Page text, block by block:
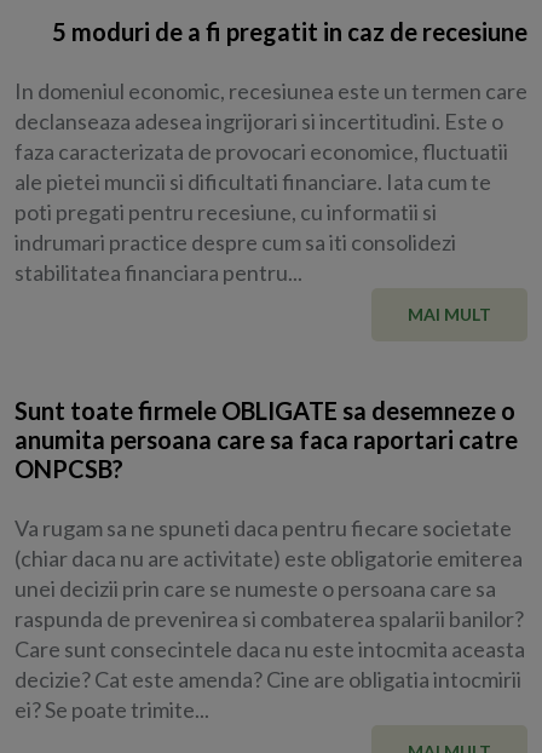
5 moduri de a fi pregatit in caz de recesiune
In domeniul economic, recesiunea este un termen care
declanseaza adesea ingrijorari si incertitudini. Este o
faza caracterizata de provocari economice, fluctuatii
ale pietei muncii si dificultati financiare. Iata cum te
poti pregati pentru recesiune, cu informatii si
indrumari practice despre cum sa iti consolidezi
stabilitatea financiara pentru...
MAI MULT
Sunt toate firmele OBLIGATE sa desemneze o
anumita persoana care sa faca raportari catre
ONPCSB?
Va rugam sa ne spuneti daca pentru fiecare societate
(chiar daca nu are activitate) este obligatorie emiterea
unei decizii prin care se numeste o persoana care sa
raspunda de prevenirea si combaterea spalarii banilor?
Care sunt consecintele daca nu este intocmita aceasta
decizie? Cat este amenda? Cine are obligatia intocmirii
ei? Se poate trimite...